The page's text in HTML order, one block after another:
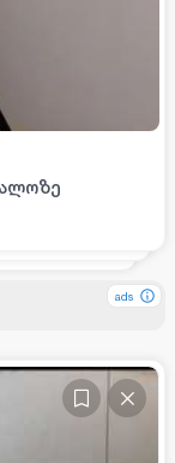
ads
ads
ads